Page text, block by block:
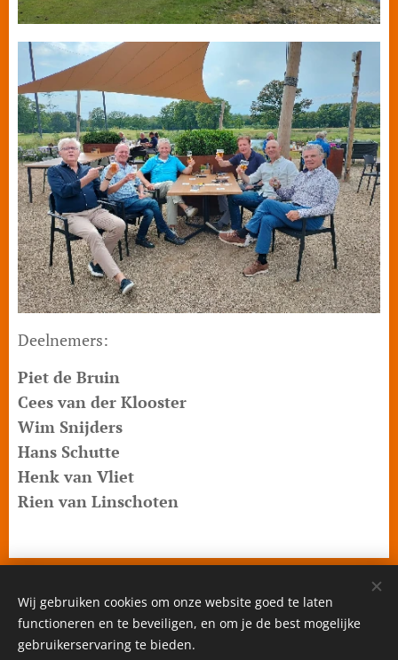
Deelnemers:
Piet de Bruin
Cees van der Klooster
Wim Snijders
Hans Schutte
Henk van Vliet
Rien van Linschoten
Privacybeleid
© Copyright 2023 Sociëteit De Economische Club,
Wij gebruiken cookies om onze website goed te laten
functioneren en te beveiligen, en om je de best mogelijke
gebruikerservaring te bieden.